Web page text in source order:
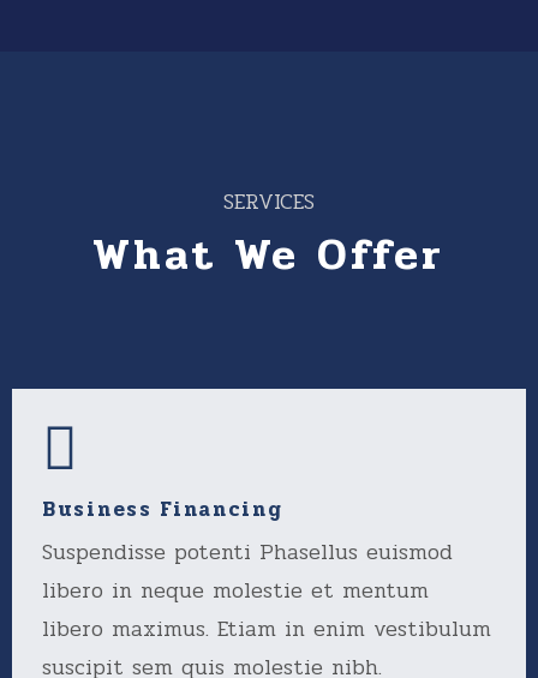
SERVICES
What We Offer
Business Financing
Suspendisse potenti Phasellus euismod
libero in neque molestie et mentum
libero maximus. Etiam in enim vestibulum
suscipit sem quis molestie nibh.